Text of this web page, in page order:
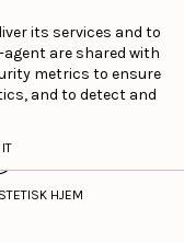
HJEM
its services and to
agent are shared with
metrics to ensure
and to detect and